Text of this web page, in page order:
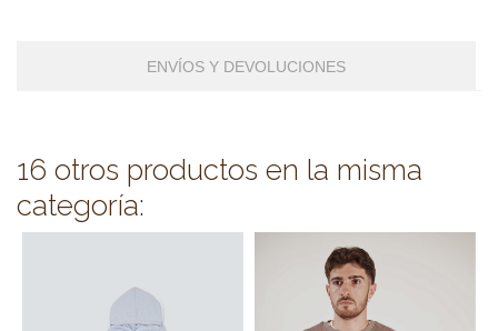
ENVÍOS Y DEVOLUCIONES
16 otros productos en la misma
categoría: